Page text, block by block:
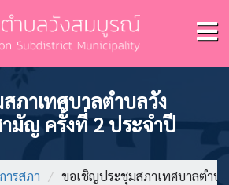
ภาเทศบาลตำบลวัง
มัญ ครั้งที่ 2 ประจำปี
ารสภา / ขอเชิญประชุมสภาเทศบาลตำบ